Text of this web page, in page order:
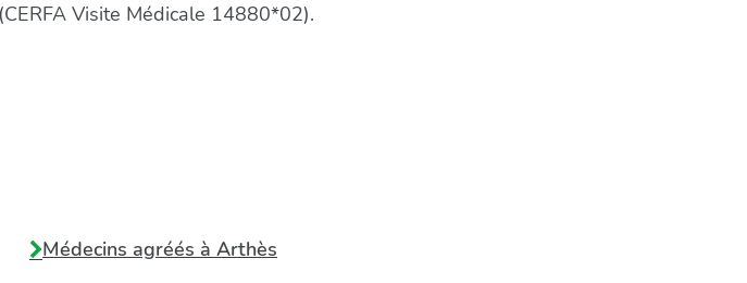
Visite Médicale 14880*02).
Médecins agréés à Arthès